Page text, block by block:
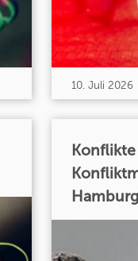
10. Juli 2026